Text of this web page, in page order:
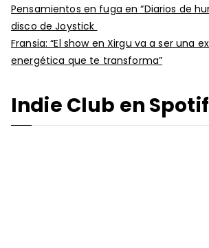
Pensamientos en fuga en “Diarios de
disco de Joystick
Fransia: “El show en Xirgu va a ser una
energética que te transforma”
Indie Club en